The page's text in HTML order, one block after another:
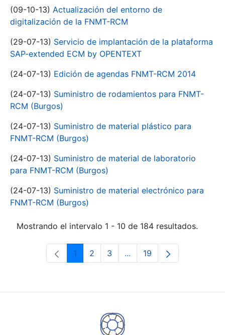
(09-10-13) Actualización del entorno de
digitalización de la FNMT-RCM
(29-07-13) Servicio de implantación de la plataforma
SAP-extended ECM by OPENTEXT
(24-07-13) Edición de agendas FNMT-RCM 2014
(24-07-13) Suministro de rodamientos para FNMT-
RCM (Burgos)
(24-07-13) Suministro de material plástico para
FNMT-RCM (Burgos)
(24-07-13) Suministro de material de laboratorio
para FNMT-RCM (Burgos)
(24-07-13) Suministro de material electrónico para
FNMT-RCM (Burgos)
Mostrando el intervalo 1 - 10 de 184 resultados.
Página
1 Página
2 Página
3 ...Páginas intermedias Use
Página
19